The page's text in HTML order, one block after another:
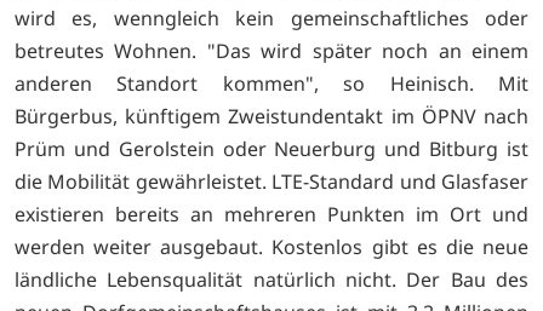
wird es, wenngleich kein gemeinschaftliches oder
betreutes Wohnen. "Das wird später noch an einem
anderen Standort kommen", so Heinisch. Mit
Bürgerbus, künftigem Zweistundentakt im ÖPNV nach
Prüm und Gerolstein oder Neuerburg und Bitburg ist
die Mobilität gewährleistet. LTE-Standard und Glasfaser
existieren bereits an mehreren Punkten im Ort und
werden weiter ausgebaut. Kostenlos gibt es die neue
ländliche Lebensqualität natürlich nicht. Der Bau des